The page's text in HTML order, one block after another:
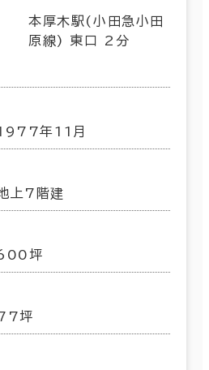
本厚木駅(小田急小田
原線) 東口 2分
年11月
上7階建
坪
坪